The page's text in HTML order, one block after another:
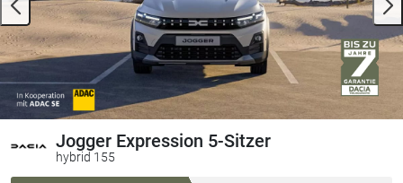
Jogger Expression 5-Sitzer
hybrid 155